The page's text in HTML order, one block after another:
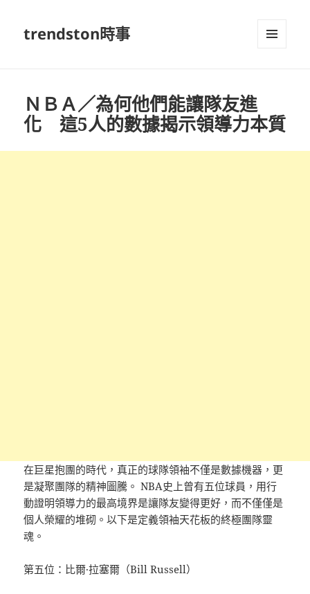
trendston時事
ＮＢＡ／為何他們能讓隊友進
化 這5人的數據揭示領導力本質
在巨星抱團的時代，真正的球隊領袖不僅是數據機器，更
是凝聚團隊的精神圖騰。 NBA史上曾有五位球員，用行
動證明領導力的最高境界是讓隊友變得更好，而不僅僅是
個人榮耀的堆砌。以下是定義領袖天花板的終極團隊靈
魂。
第五位：比爾·拉塞爾（Bill Russell）